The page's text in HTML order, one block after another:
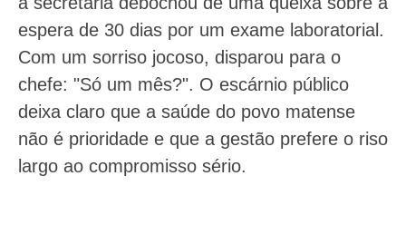
espera de 30 dias por um exame laboratorial.
Com um sorriso jocoso, disparou para o
chefe: "Só um mês?". O escárnio público
deixa claro que a saúde do povo matense
não é prioridade e que a gestão prefere o riso
largo ao compromisso sério.